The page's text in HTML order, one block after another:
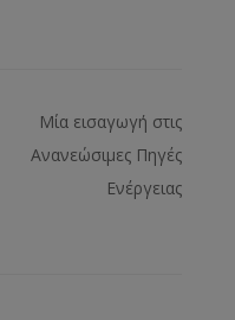
Μία εισαγωγή στις
Ανανεώσιμες Πηγές
Ενέργειας